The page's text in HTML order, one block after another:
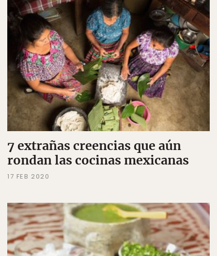
7 extrañas creencias que aún
rondan las cocinas mexicanas
17 FEB 2020